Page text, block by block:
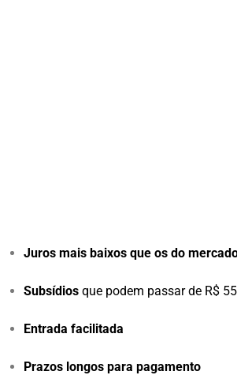
Juros mais baixos que os do
Subsídios que podem passar de R$
Entrada facilitada
Prazos longos para pagamento